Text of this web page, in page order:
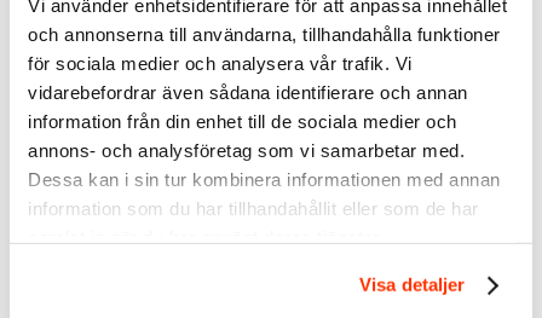
Vi använder enhetsidentifierare för att anpassa innehållet
och annonserna till användarna, tillhandahålla funktioner
för sociala medier och analysera vår trafik. Vi
vidarebefordrar även sådana identifierare och annan
information från din enhet till de sociala medier och
annons- och analysföretag som vi samarbetar med.
Dessa kan i sin tur kombinera informationen med annan
information som du har tillhandahållit eller som de har
Visa detaljer
om detta till:
Ett textinlägg med en bild
Ett dokument
Ett exempel på det är frågorna här nedanför. Dessa frågorna
finns redan här på min blogg, i inlägg på LinkedIn, korta videos
i flera sociala medier och i en livesändning. Här är en kort